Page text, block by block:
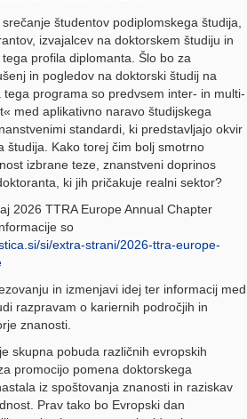
študentov podiplomskega študija,
izvajalcev na doktorskem študiju in
profila diplomanta. Šlo bo za
in pogledov na doktorski študij na
programa so predvsem inter- in multi-
med aplikativno naravo študijskega
standardi, ki predstavljajo okvir
študija. Kako torej čim bolj smotrno
izbrane teze, znanstveni doprinos
ki jih pričakuje realni sektor?
2026 TTRA Europe Annual Chapter
so
si/extra-strani/2026-ttra-europe-
in izmenjavi idej ter informacij med
razpravam o kariernih področjih in
znanosti.
skupna pobuda različnih evropskih
promocijo pomena doktorskega
iz spoštovanja znanosti in raziskav
Prav tako bo Evropski dan